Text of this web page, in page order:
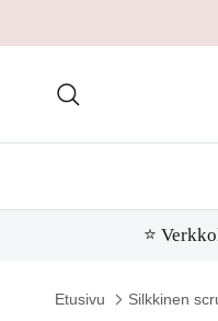
⭐️
Etusivu Silkkinen